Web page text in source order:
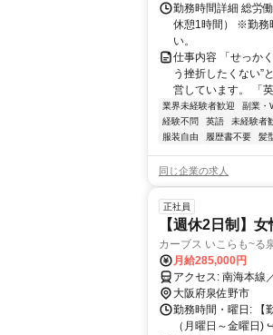
勤務時間詳細 総労
休憩1時間） ※勤務
い。
仕事内容 「せっか
う挫折したくない”
営しています。 「
業界未経験者歓迎 副業・
経験不問
英語 未経験者
服装自由
履歴書不要 髪
同じ企業の求人
正社員
【週休2日制】
カーブス いこらも~る
月給285,000円
アクセス: 南
大阪府泉佐野市
勤務時間・曜日: 【
（月曜日～金曜日